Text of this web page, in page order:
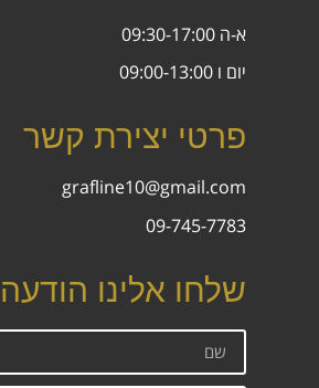
א-ה 09:30-17:00
יום ו 09:00-13:00
פרטי יצירת קשר
grafline10@gmail.com
09-745-7783
שלחו אלינו הודעה